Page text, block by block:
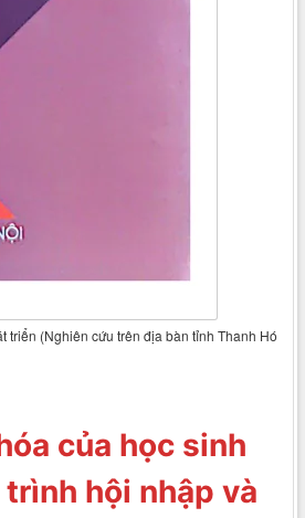
triển (Nghiên cứu trên địa bàn tỉnh Thanh Hó
của học sinh
hội nhập và